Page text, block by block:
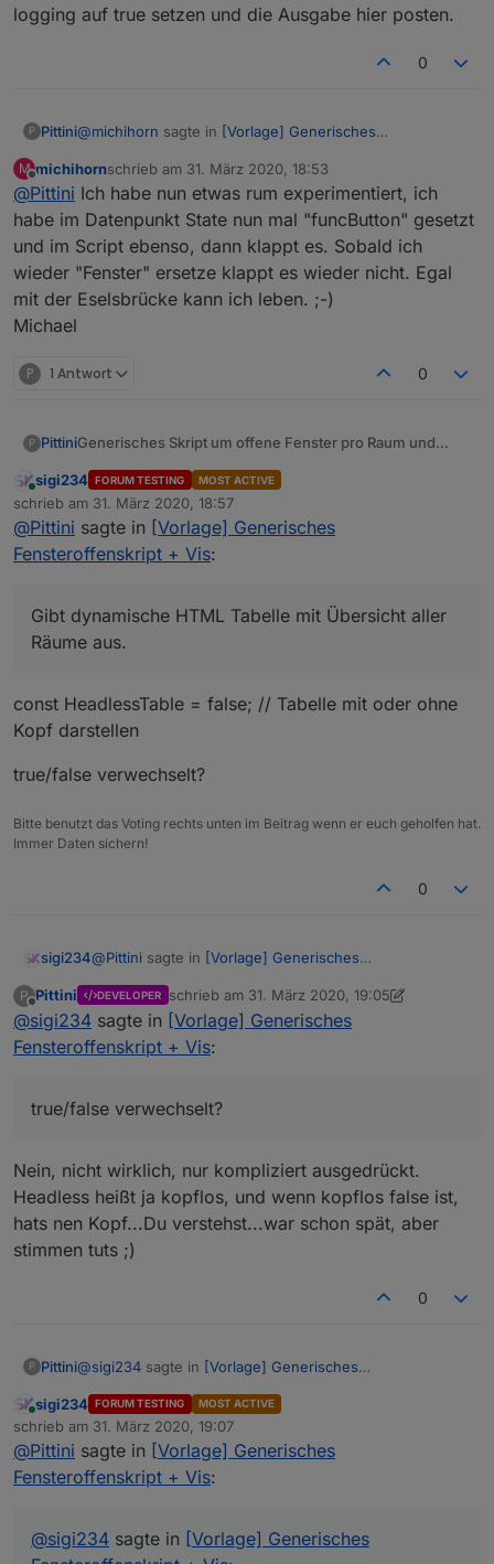
logging auf true setzen und die Ausgabe hier posten.
0
P Pittini@michihorn sagte in [Vorlage] Generisches
Wo kann ich ansetzen?
Wieder erst mal nach Änderung von Aufzählung JS
Adapter neustarten. Wenns nicht klappt, im Skript logging
auf true setzen und die Ausgabe hier posten.
M
Offline
michihornschrieb am 31. März 2020, 18:53
zuletzt editiert von
@Pittini Ich habe nun etwas rum experimentiert, ich
habe im Datenpunkt State nun mal "funcButton" gesetzt
und im Script ebenso, dann klappt es. Sobald ich
wieder "Fenster" ersetze klappt es wieder nicht. Egal
mit der Eselsbrücke kann ich leben. ;-)
Michael
P 1 Antwort 0
P PittiniGenerisches Skript um offene Fenster pro Raum und
Berücksichtigt mehrflügelige Fenster bzw. mehrere
Fenster pro Raum und zählt diese.
Legt pro Raum zwei Datenpunkte an
(Raumfensteroffenzähler und Raumfensterstatus),
Möglichkeit eine Meldung/Ansage via
Gibt dynamische HTML Tabelle mit Übersicht aller
Räume aus.
Flexibel konfigurierbar, direkt integriert sind HM,
HMIP und Xiaomi Tür-/Fensterkontakte bzw.
Drehgriffe
Genaueres in der readme beimProjekt auf Git.
Online
sigi234 FORUM TESTING MOST ACTIVE
schrieb am 31. März 2020, 18:57
zuletzt editiert von
@Pittini sagte in [Vorlage] Generisches
Fensteroffenskript + Vis:
Gibt dynamische HTML Tabelle mit Übersicht aller
Räume aus.
const HeadlessTable = false; // Tabelle mit oder ohne
Kopf darstellen
true/false verwechselt?
Bitte benutzt das Voting rechts unten im Beitrag wenn er euch geholfen hat.
Immer Daten sichern!
0
sigi234@Pittini sagte in [Vorlage] Generisches
Gibt dynamische HTML Tabelle mit Übersicht aller
Räume aus.
const HeadlessTable = false; // Tabelle mit oder ohne
true/false verwechselt?
P
Offline
Pittini DEVELOPER schrieb am 31. März 2020, 19:05
zuletzt editiert von Pittini
@sigi234 sagte in [Vorlage] Generisches
Fensteroffenskript + Vis:
true/false verwechselt?
Nein, nicht wirklich, nur kompliziert ausgedrückt.
Headless heißt ja kopflos, und wenn kopflos false ist,
hats nen Kopf...Du verstehst...war schon spät, aber
stimmen tuts ;)
0
P Pittini@sigi234 sagte in [Vorlage] Generisches
true/false verwechselt?
Nein, nicht wirklich, nur kompliziert ausgedrückt.
stimmen tuts ;)
Online
sigi234 FORUM TESTING MOST ACTIVE
schrieb am 31. März 2020, 19:07
zuletzt editiert von
@Pittini sagte in [Vorlage] Generisches
Fensteroffenskript + Vis:
@sigi234 sagte in [Vorlage] Generisches